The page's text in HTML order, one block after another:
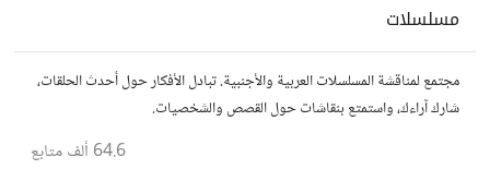
مسلسلات
مجتمع لمناقشة المسلسلات العربية والأجنبية. تبادل الأفكار حول أحدث الحلقات،
شارك آراءك، واستمتع بنقاشات حول القصص والشخصيات.
64.6 ألف متابع